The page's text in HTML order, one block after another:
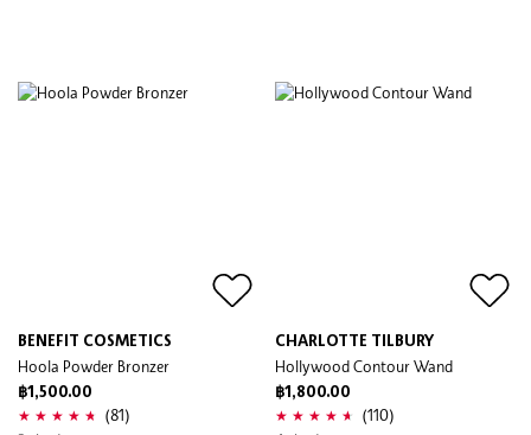
BENEFIT COSMETICS
Hoola Powder Bronzer
฿1,500.00
(81)
CHARLOTTE TILBURY
Hollywood Contour Wand
฿1,800.00
(110)